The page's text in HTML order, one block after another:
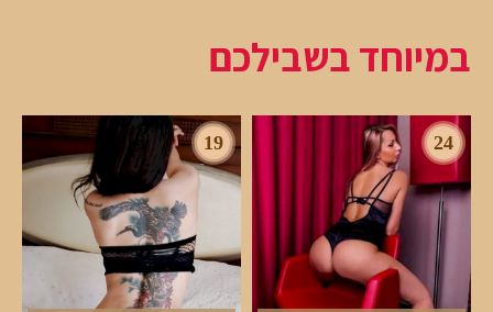
במיוחד בשבילכם
24
19